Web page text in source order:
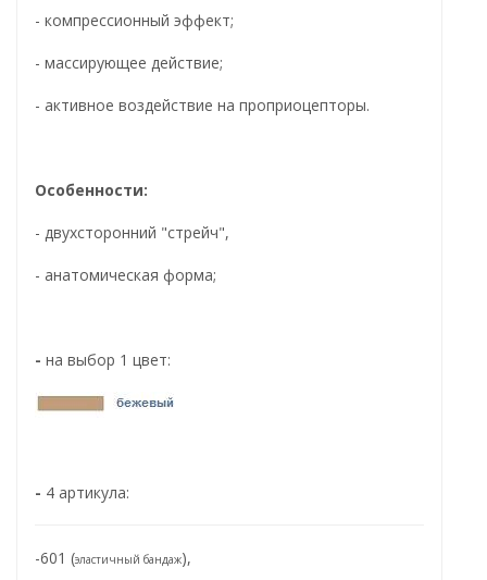
- компрессионный эффект;
- массирующее действие;
- активное воздействие на проприоцепторы.
Особенности:
- двухсторонний "стрейч",
- анатомическая форма;
- на выбор 1 цвет:
- 4 артикула:
-601 (эластичный бандаж),